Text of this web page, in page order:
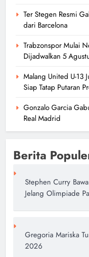
Ter Stegen Resmi
dari Barcelona
Trabzonspor Mulai
Dijadwalkan 5
Malang United U-13
Siap Tatap Putaran
Gonzalo Garcia
Real Madrid
Berita
Stephen Curry
Jelang Olimpiade
Gregoria Mariska
2026